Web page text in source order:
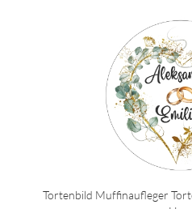
Tortenbild Muffinaufleger